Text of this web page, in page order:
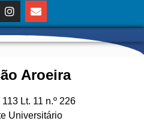
Aroeira
Lt. 11 n.º 226
Universitário